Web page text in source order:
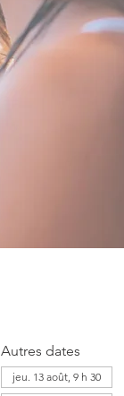
Autres dates
jeu. 13 août, 9 h 30